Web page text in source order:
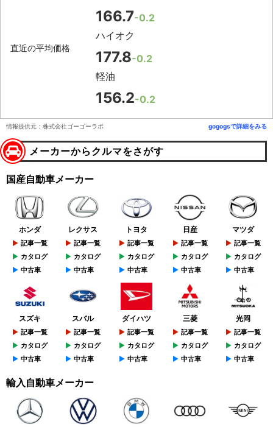
直近の平均価格
166.7-0.2
ハイオク
177.8-0.2
軽油
156.2-0.2
情報提供元：株式会社ゴーゴーラボ gogogsで詳細をみる
メーカーからクルマをさがす
国産自動車メーカー
ホンダ
記事一覧
カタログ
中古車
レクサス
記事一覧
カタログ
中古車
トヨタ
記事一覧
カタログ
中古車
日産
記事一覧
カタログ
中古車
マツダ
記事一覧
カタログ
中古車
スズキ
記事一覧
カタログ
中古車
スバル
記事一覧
カタログ
中古車
ダイハツ
記事一覧
カタログ
中古車
三菱
記事一覧
カタログ
中古車
光岡
記事一覧
カタログ
中古車
輸入自動車メーカー